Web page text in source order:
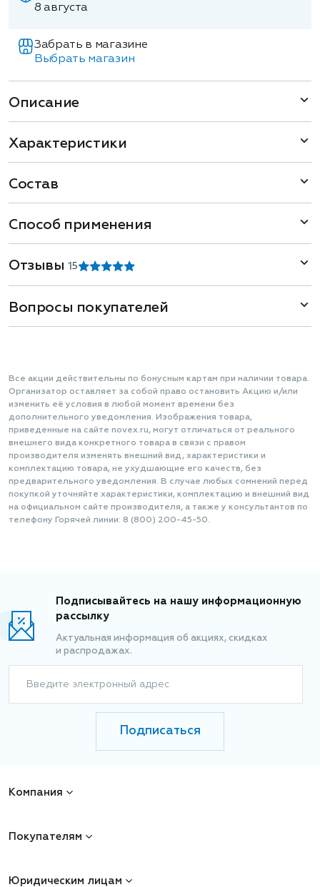
8 августа
Забрать в магазине
Выбрать магазин
Описание
Характеристики
Состав
Способ применения
Отзывы1 5
Вопросы покупателей
Все акции действительны по бонусным картам при наличии товара.
Организатор оставляет за собой право остановить Акцию и/или
изменить её условия в любой момент времени без
дополнительного уведомления. Изображения товара,
приведенные на сайте novex.ru, могут отличаться от реального
внешнего вида конкретного товара в связи с правом
производителя изменять внешний вид, характеристики и
комплектацию товара, не ухудшающие его качеств, без
предварительного уведомления. В случае любых сомнений перед
покупкой уточняйте характеристики, комплектацию и внешний вид
на официальном сайте производителя, а также у консультантов по
телефону Горячей линии: 8 (800) 200-45-50.
Подписывайтесь на нашу информационную
рассылку
Актуальная информация об акциях, скидках
и распродажах.
Введите электронный адрес
Подписаться
Компания
Покупателям
Юридическим лицам